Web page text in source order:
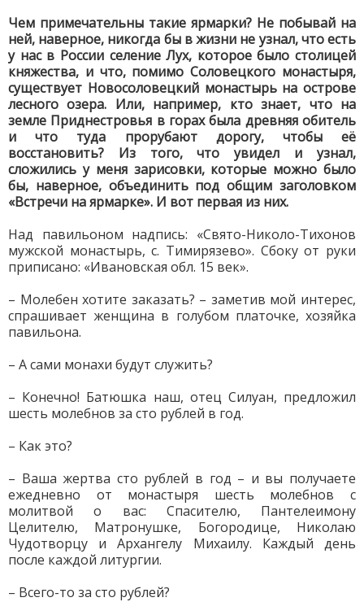
Чем примечательны такие ярмарки? Не побывай на
ней, наверное, никогда бы в жизни не узнал, что есть
у нас в России селение Лух, которое было столицей
княжества, и что, помимо Соловецкого монастыря,
существует Новосоловецкий монастырь на острове
лесного озера. Или, например, кто знает, что на
земле Приднестровья в горах была древняя обитель
и что туда прорубают дорогу, чтобы её
восстановить? Из того, что увидел и узнал,
сложились у меня зарисовки, которые можно было
бы, наверное, объединить под общим заголовком
«Встречи на ярмарке». И вот первая из них.
Над павильоном надпись: «Свято-Николо-Тихонов
мужской монастырь, с. Тимирязево». Сбоку от руки
приписано: «Ивановская обл. 15 век».
– Молебен хотите заказать? – заметив мой интерес,
спрашивает женщина в голубом платочке, хозяйка
павильона.
– А сами монахи будут служить?
– Конечно! Батюшка наш, отец Силуан, предложил
шесть молебнов за сто рублей в год.
– Как это?
– Ваша жертва сто рублей в год – и вы получаете
ежедневно от монастыря шесть молебнов с
молитвой о вас: Спасителю, Пантелеимону
Целителю, Матронушке, Богородице, Николаю
Чудотворцу и Архангелу Михаилу. Каждый день
после каждой литургии.
– Всего-то за сто рублей?